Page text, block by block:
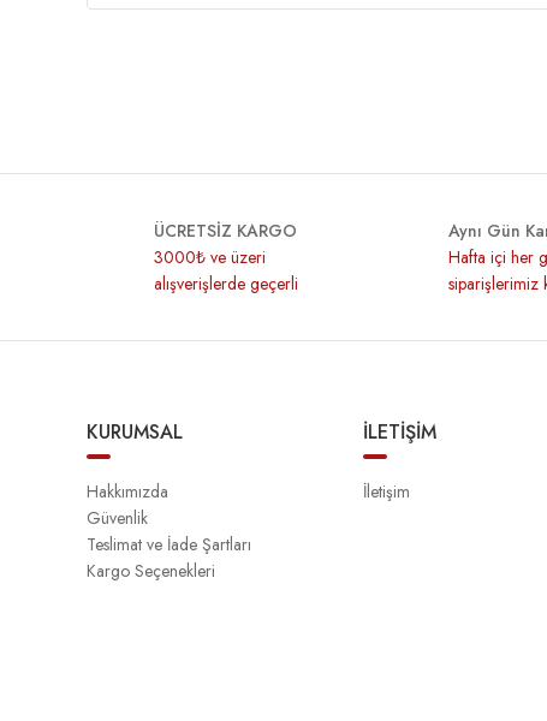
ÜCRETSİZ KARGO
3000₺ ve üzeri
alışverişlerde geçerli
Aynı Gün
Hafta içi her
siparişlerimiz
KURUMSAL
Hakkımızda
Güvenlik
Teslimat ve İade Şartları
Kargo Seçenekleri
İLETİŞİM
İletişim